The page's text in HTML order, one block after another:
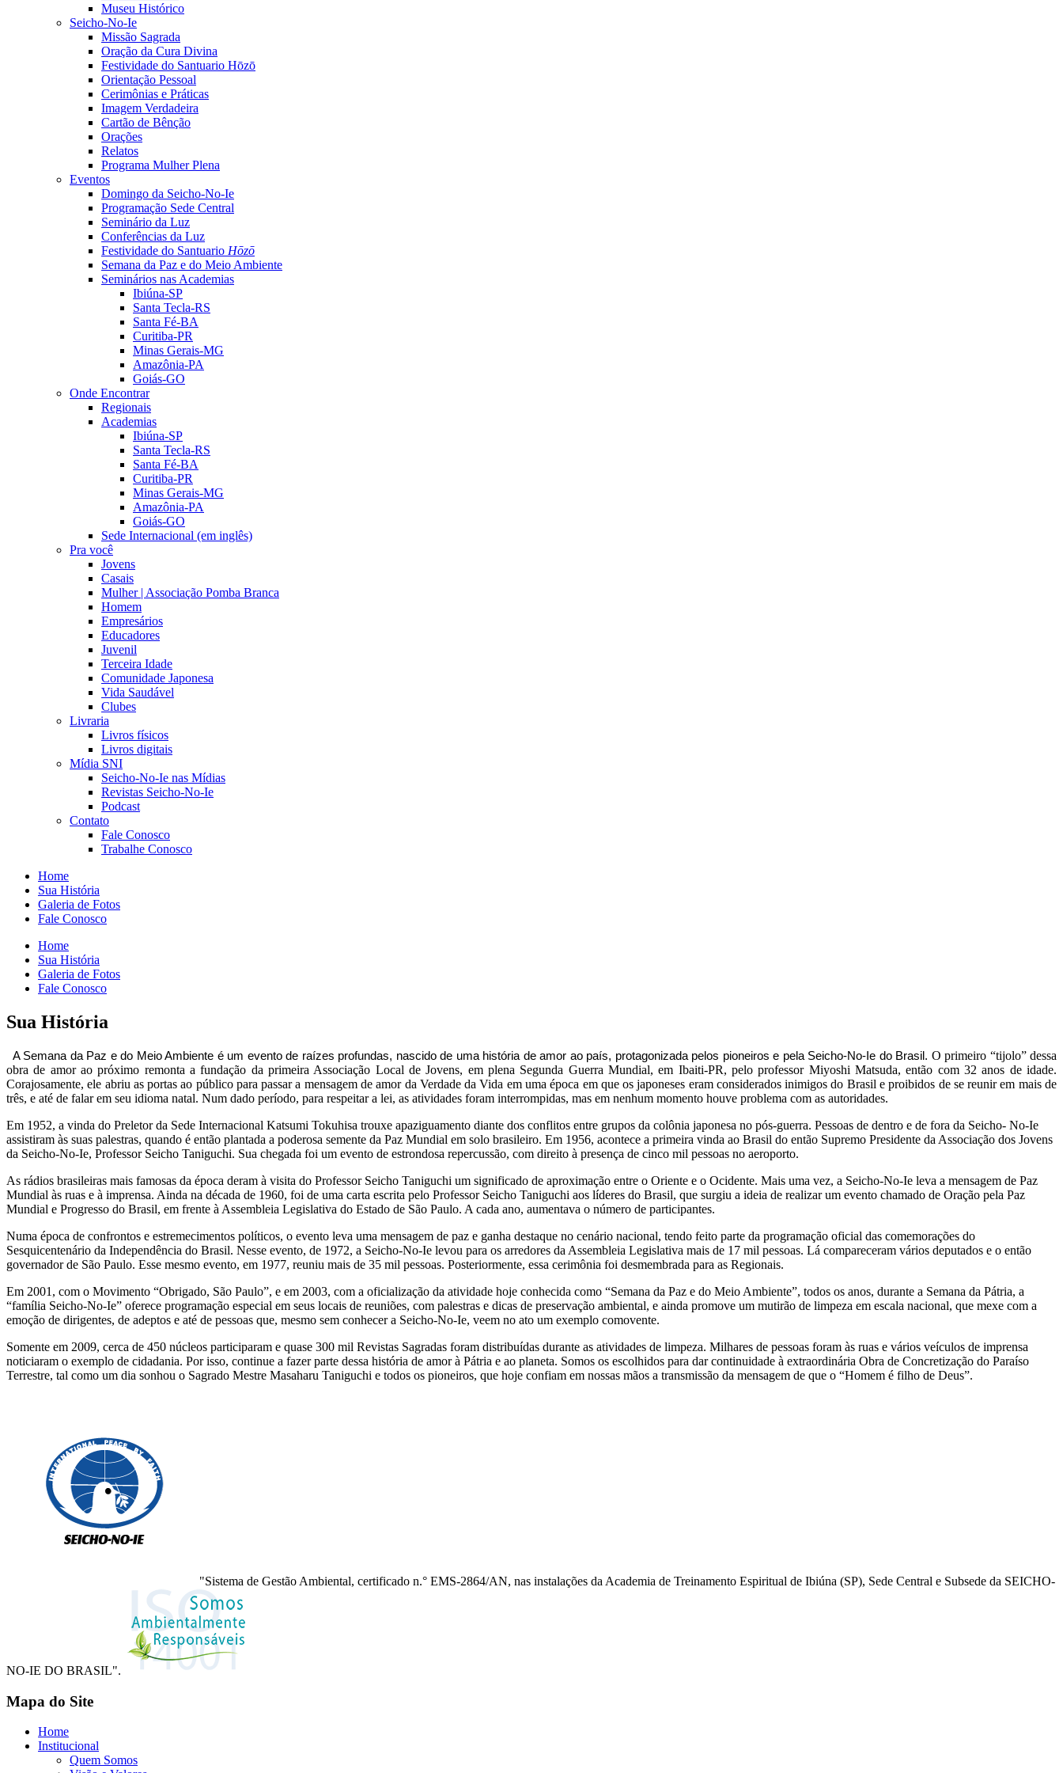
Museu Histórico
Seicho-No-Ie
Missão Sagrada
Oração da Cura Divina
Festividade do Santuario Hōzō
Orientação Pessoal
Cerimônias e Práticas
Imagem Verdadeira
Cartão de Bênção
Orações
Relatos
Programa Mulher Plena
Eventos
Domingo da Seicho-No-Ie
Programação Sede Central
Seminário da Luz
Conferências da Luz
Festividade do Santuario Hōzō
Semana da Paz e do Meio Ambiente
Seminários nas Academias
Ibiúna-SP
Santa Tecla-RS
Santa Fé-BA
Curitiba-PR
Minas Gerais-MG
Amazônia-PA
Goiás-GO
Onde Encontrar
Regionais
Academias
Ibiúna-SP
Santa Tecla-RS
Santa Fé-BA
Curitiba-PR
Minas Gerais-MG
Amazônia-PA
Goiás-GO
Sede Internacional (em inglês)
Pra você
Jovens
Casais
Mulher | Associação Pomba Branca
Homem
Empresários
Educadores
Juvenil
Terceira Idade
Comunidade Japonesa
Vida Saudável
Clubes
Livraria
Livros físicos
Livros digitais
Mídia SNI
Seicho-No-Ie nas Mídias
Revistas Seicho-No-Ie
Podcast
Contato
Fale Conosco
Trabalhe Conosco
Home
Sua História
Galeria de Fotos
Fale Conosco
Home
Sua História
Galeria de Fotos
Fale Conosco
Sua História
A Semana da Paz e do Meio Ambiente é um evento de raízes profundas, nascido de uma história de amor ao país, protagonizada pelos pioneiros e pela Seicho-No-Ie do Brasil. O primeiro “tijolo” dessa
obra de amor ao próximo remonta a fundação da primeira Associação Local de Jovens, em plena Segunda Guerra Mundial, em Ibaiti-PR, pelo professor Miyoshi Matsuda, então com 32 anos de idade.
Corajosamente, ele abriu as portas ao público para passar a mensagem de amor da Verdade da Vida em uma época em que os japoneses eram considerados inimigos do Brasil e proibidos de se reunir em mais de
três, e até de falar em seu idioma natal. Num dado período, para respeitar a lei, as atividades foram interrompidas, mas em nenhum momento houve problema com as autoridades.
Em 1952, a vinda do Preletor da Sede Internacional Katsumi Tokuhisa trouxe apaziguamento diante dos conflitos entre grupos da colônia japonesa no pós-guerra. Pessoas de dentro e de fora da Seicho- No-Ie
assistiram às suas palestras, quando é então plantada a poderosa semente da Paz Mundial em solo brasileiro. Em 1956, acontece a primeira vinda ao Brasil do então Supremo Presidente da Associação dos Jovens
da Seicho-No-Ie, Professor Seicho Taniguchi. Sua chegada foi um evento de estrondosa repercussão, com direito à presença de cinco mil pessoas no aeroporto.
As rádios brasileiras mais famosas da época deram à visita do Professor Seicho Taniguchi um significado de aproximação entre o Oriente e o Ocidente. Mais uma vez, a Seicho-No-Ie leva a mensagem de Paz
Mundial às ruas e à imprensa. Ainda na década de 1960, foi de uma carta escrita pelo Professor Seicho Taniguchi aos líderes do Brasil, que surgiu a ideia de realizar um evento chamado de Oração pela Paz
Mundial e Progresso do Brasil, em frente à Assembleia Legislativa do Estado de São Paulo. A cada ano, aumentava o número de participantes.
Numa época de confrontos e estremecimentos políticos, o evento leva uma mensagem de paz e ganha destaque no cenário nacional, tendo feito parte da programação oficial das comemorações do
Sesquicentenário da Independência do Brasil. Nesse evento, de 1972, a Seicho-No-Ie levou para os arredores da Assembleia Legislativa mais de 17 mil pessoas. Lá compareceram vários deputados e o então
governador de São Paulo. Esse mesmo evento, em 1977, reuniu mais de 35 mil pessoas. Posteriormente, essa cerimônia foi desmembrada para as Regionais.
Em 2001, com o Movimento “Obrigado, São Paulo”, e em 2003, com a oficialização da atividade hoje conhecida como “Semana da Paz e do Meio Ambiente”, todos os anos, durante a Semana da Pátria, a
“família Seicho-No-Ie” oferece programação especial em seus locais de reuniões, com palestras e dicas de preservação ambiental, e ainda promove um mutirão de limpeza em escala nacional, que mexe com a
emoção de dirigentes, de adeptos e até de pessoas que, mesmo sem conhecer a Seicho-No-Ie, veem no ato um exemplo comovente.
Somente em 2009, cerca de 450 núcleos participaram e quase 300 mil Revistas Sagradas foram distribuídas durante as atividades de limpeza. Milhares de pessoas foram às ruas e vários veículos de imprensa
noticiaram o exemplo de cidadania. Por isso, continue a fazer parte dessa história de amor à Pátria e ao planeta. Somos os escolhidos para dar continuidade à extraordinária Obra de Concretização do Paraíso
Terrestre, tal como um dia sonhou o Sagrado Mestre Masaharu Taniguchi e todos os pioneiros, que hoje confiam em nossas mãos a transmissão da mensagem de que o “Homem é filho de Deus”.
"Sistema de Gestão Ambiental, certificado n.° EMS-2864/AN, nas instalações da Academia de Treinamento Espiritual de Ibiúna (SP), Sede Central e Subsede da SEICHO-
NO-IE DO BRASIL".
Mapa do Site
Home
Institucional
Quem Somos